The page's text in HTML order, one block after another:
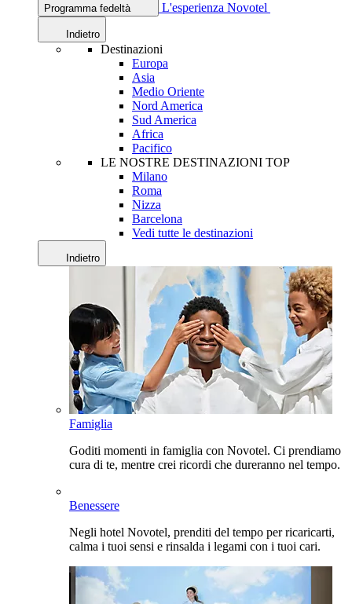
Programma fedeltà L'esperienza Novotel
Indietro
Destinazioni
Europa
Asia
Medio Oriente
Nord America
Sud America
Africa
Pacifico
LE NOSTRE DESTINAZIONI TOP
Milano
Roma
Nizza
Barcelona
Vedi tutte le destinazioni
Indietro
Famiglia
Goditi momenti in famiglia con Novotel. Ci prendiamo
cura di te, mentre crei ricordi che dureranno nel tempo.
Benessere
Negli hotel Novotel, prenditi del tempo per ricaricarti,
calma i tuoi sensi e rinsalda i legami con i tuoi cari.